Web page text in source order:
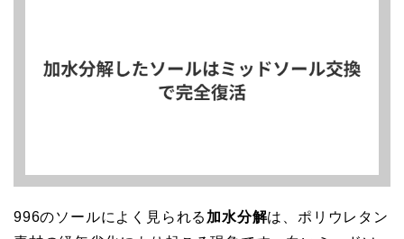
996のソールによく見られる 加水分解は、ポリウレタン